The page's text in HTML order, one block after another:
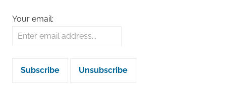
Your email: